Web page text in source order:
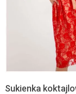
Sukienka